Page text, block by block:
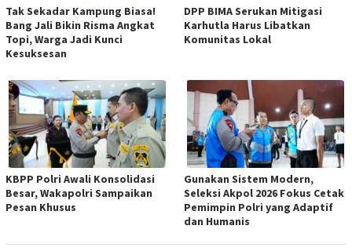
Tak Sekadar Kampung Biasa!
Bang Jali Bikin Risma Angkat
Topi, Warga Jadi Kunci
Kesuksesan
DPP BIMA Serukan Mitigasi
Karhutla Harus Libatkan
Komunitas Lokal
KBPP Polri Awali Konsolidasi
Besar, Wakapolri Sampaikan
Pesan Khusus
Gunakan Sistem Modern,
Seleksi Akpol 2026 Fokus Cetak
Pemimpin Polri yang Adaptif
dan Humanis